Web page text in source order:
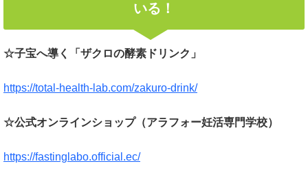
いる！
☆子宝へ導く「ザクロの酵素ドリンク」
https://total-health-lab.com/zakuro-drink/
☆公式オンラインショップ（アラフォー妊活専門学校）
https://fastinglabo.official.ec/